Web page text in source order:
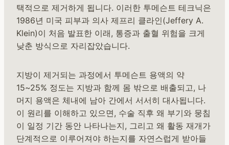
택적으로 제거하게 됩니다. 이러한 투메슨트 테크닉은
1986년 미국 피부과 의사 제프리 클라인(Jeffery A.
Klein)이 처음 발표한 이래, 통증과 출혈 위험을 크게
낮춘 방식으로 자리잡았습니다.
지방이 제거되는 과정에서 투메슨트 용액의 약
15~25% 정도는 지방과 함께 몸 밖으로 배출되고, 나
머지 용액은 체내에 남아 간에서 서서히 대사됩니다.
이 원리를 이해하고 있으면, 수술 직후 왜 부기와 뭉침
이 일정 기간 동안 나타나는지, 그리고 왜 활동 재개가
단계적으로 이루어져야 하는지를 자연스럽게 받아들